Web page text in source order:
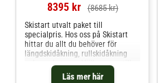
8395 kr (8685 kr)
Läs mer här
Skistart utvalt paket till
specialpris. Hos oss på Skistart
hittar du allt du behöver för
längdskidåkning, rullskidåkning
och mycket mer. Välkommen till